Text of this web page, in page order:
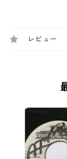
レビュー